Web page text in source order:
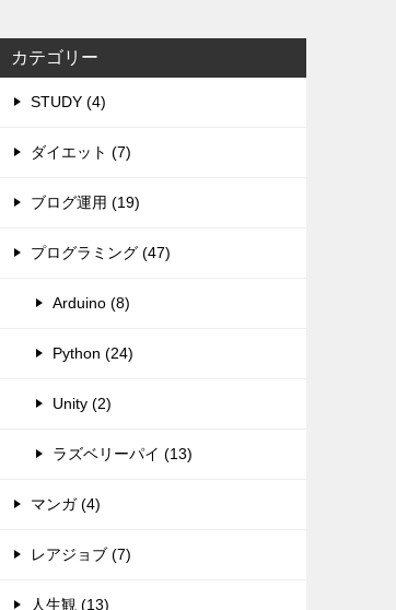
カテゴリー
STUDY (4)
ダイエット (7)
ブログ運用 (19)
プログラミング (47)
Arduino (8)
Python (24)
Unity (2)
ラズベリーパイ (13)
マンガ (4)
レアジョブ (7)
人生観 (13)